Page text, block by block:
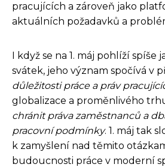
pracujících a zároveň jako
aktuálních požadavků a
I když se na 1. máj pohlíží spíše
svátek, jeho význam spočívá v
důležitosti práce a práv
globalizace a proměnlivého
chránit práva zaměstnanců a
pracovní podmínky. 1. máj tak
k zamyšlení nad těmito
budoucnosti práce v moderní